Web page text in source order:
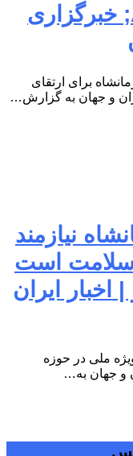
خدمات سلامت &#۸۲۱۱; خبرگزاری
برای ارتقای
و جهان به گزارش…
نیازمند
سلامت است
| اخبار ایران
ویژه ملی در حوزه
و جهان به…